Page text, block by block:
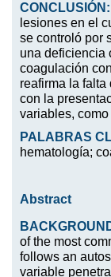
CONCLUSIÓN:
lesiones en el
se controló por
una deficiencia
coagulación
reafirma la
con la
variables,
PALABRAS
hematología;
Abstract
of the most
follows an
variable